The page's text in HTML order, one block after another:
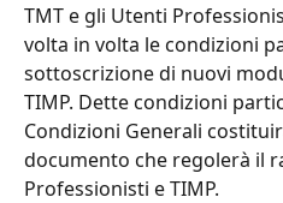
TMT e gli Utenti
volta in volta le condizioni
sottoscrizione di nuovi
TIMP. Dette condizioni
Condizioni Generali
documento che regolerà il
Professionisti e TIMP.